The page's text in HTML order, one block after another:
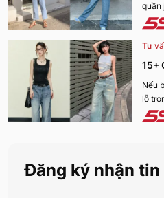
ÁO
quần
Tư
15+
NỮ
Nếu
lỗ
mới
Đăng ký nhận